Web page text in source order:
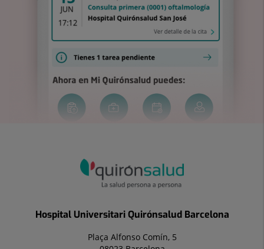
Hospital Universitari Quirónsalud Barcelona
Plaça Alfonso Comín, 5